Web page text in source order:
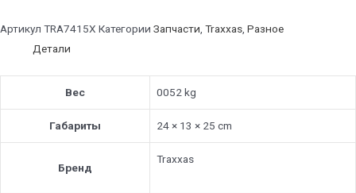
Артикул TRA7415X Категории Запчасти, Traxxas, Разное
Детали
Вес 0052 kg
Габариты 24 × 13 × 25 cm
Бренд
Traxxas